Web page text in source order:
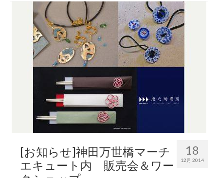
18
12月 2014
[お知らせ]神田万世橋マーチ
エキュート内 販売会＆ワー